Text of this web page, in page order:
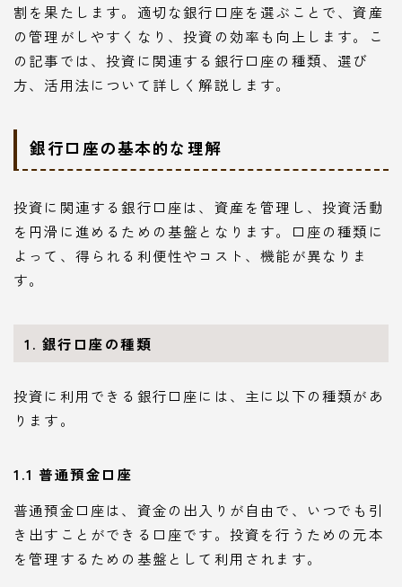
割を果たします。適切な銀行口座を選ぶことで、資産
の管理がしやすくなり、投資の効率も向上します。こ
の記事では、投資に関連する銀行口座の種類、選び
方、活用法について詳しく解説します。
銀行口座の基本的な理解
投資に関連する銀行口座は、資産を管理し、投資活動
を円滑に進めるための基盤となります。口座の種類に
よって、得られる利便性やコスト、機能が異なりま
す。
1. 銀行口座の種類
投資に利用できる銀行口座には、主に以下の種類があ
ります。
1.1 普通預金口座
普通預金口座は、資金の出入りが自由で、いつでも引
き出すことができる口座です。投資を行うための元本
を管理するための基盤として利用されます。